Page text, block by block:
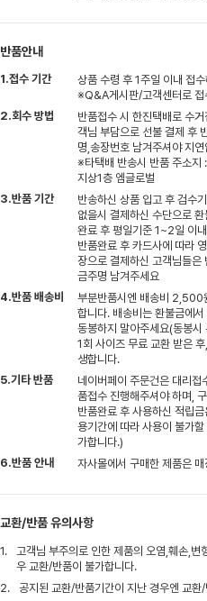
반품안내
1.접수 기간
상품 수령 후 1주일 이내 접
※Q&A게시판/고객센터로 접
2.회수 방법
반품접수 시 한진택배로 수
객님 부담으로 선불 결제 후
명,송장번호 남겨주셔야 지
※타택배 반송시 반품 주소
지상1층 엠글로벌
3.반품 기간
반송하신 상품 입고 후 검수
없을시 결제하신 수단으로
완료 후 평일기준 1~2일 이
반품완료 후 카드사에 따라
장으로 결제하신 고객님들은
금주명 남겨주세요
4.반품 배송비
부분반품시엔 배송비 2,500
합니다. 배송비는 환불금에
동봉하지 말아주세요(동봉시
1회 사이즈 무료 교환 받은
생합니다.
5.기타 반품
네이버페이 주문건은 대리
품접수 진행해주셔야 하며,
반품완료 후 사용하신 적립
용기간에 따라 사용이 불가
가합니다.)
6.반품 안내
자사몰에서 구매한 제품은
교환/반품 유의사항
1.
고객님 부주의로 인한 제품의 오염,훼손,변
우 교환/반품이 불가합니다.
2.
공지된 교환/반품기간이 지난 경우엔 교환